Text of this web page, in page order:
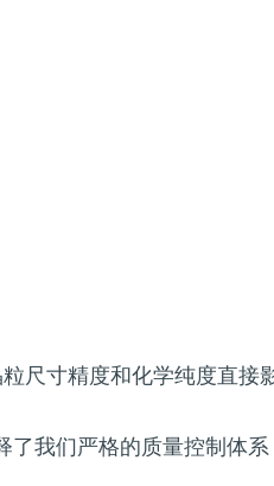
尺寸精度和化学纯度直接
我们严格的质量控制体